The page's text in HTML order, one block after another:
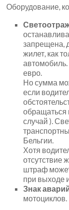
Оборудование,
запрещена,
жилет, как
евро.
Но сумма
если
обращаться
случай ).
Бельгии.
Хотя
отсутствие
штраф
при выходе
Знак
мотоциклов.